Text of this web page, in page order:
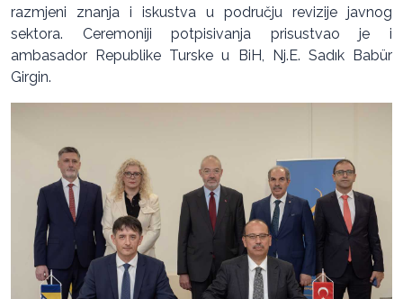
razmjeni znanja i iskustva u području revizije javnog
sektora. Ceremoniji potpisivanja prisustvao je i
ambasador Republike Turske u BiH, Nj.E. Sadık Babür
Girgin.